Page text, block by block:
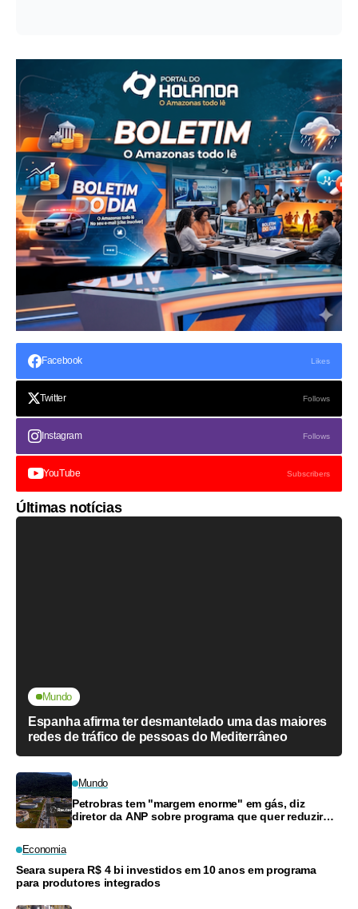
Facebook Likes
Twitter Follows
Instagram Follows
YouTube Subscribers
Últimas notícias
Mundo
Espanha afirma ter desmantelado uma das maiores
redes de tráfico de pessoas do Mediterrâneo
Mundo
Petrobras tem "margem enorme" em gás, diz
diretor da ANP sobre programa que quer reduzir
Economia
Seara supera R$ 4 bi investidos em 10 anos em programa
para produtores integrados